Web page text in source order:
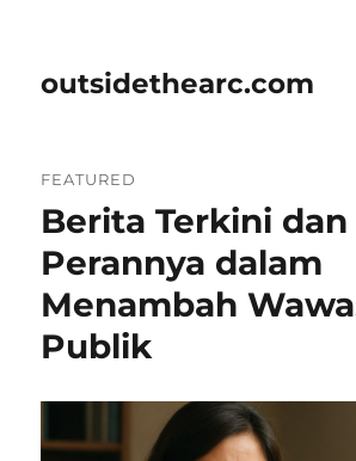
outsidethearc.com
FEATURED
Berita Terkini dan
Perannya dalam
Menambah
Publik